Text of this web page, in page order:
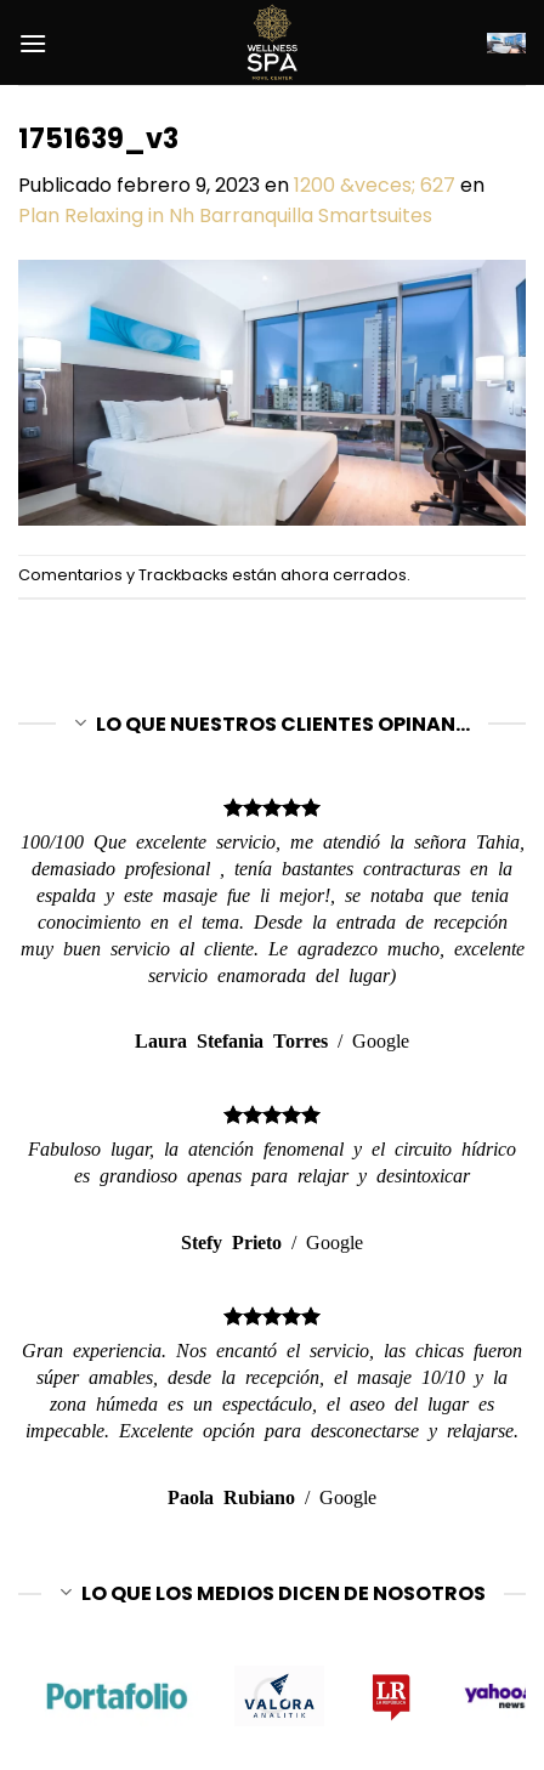
1751639_v3
Publicado febrero 9, 2023en1200 &veces; 627 en
Plan Relaxing in Nh Barranquilla Smartsuites
Comentarios y Trackbacks están ahora cerrados.
LO QUE NUESTROS CLIENTES OPINAN...
100/100 Que excelente servicio, me atendió la señora Tahia,
demasiado profesional , tenía bastantes contracturas en la
espalda y este masaje fue li mejor!, se notaba que tenia
conocimiento en el tema. Desde la entrada de recepción
muy buen servicio al cliente. Le agradezco mucho, excelente
servicio enamorada del lugar)
Laura Stefania Torres / Google
Fabuloso lugar, la atención fenomenal y el circuito hídrico
es grandioso apenas para relajar y desintoxicar
Stefy Prieto / Google
Gran experiencia. Nos encantó el servicio, las chicas fueron
súper amables, desde la recepción, el masaje 10/10 y la
zona húmeda es un espectáculo, el aseo del lugar es
impecable. Excelente opción para desconectarse y relajarse.
Paola Rubiano / Google
LO QUE LOS MEDIOS DICEN DE NOSOTROS